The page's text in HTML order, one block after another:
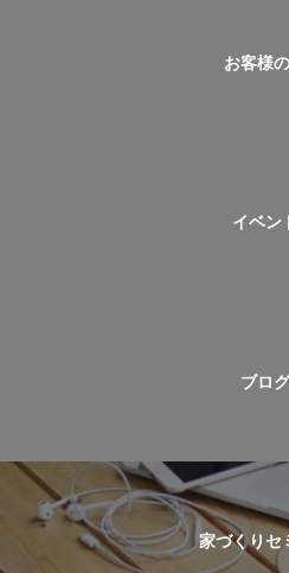
お客様
イベン
ブログ
家づくりセ